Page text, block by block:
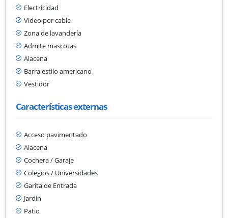
Electricidad
Video por cable
Zona de lavandería
Admite mascotas
Alacena
Barra estilo americano
Vestidor
Características externas
Acceso pavimentado
Alacena
Cochera / Garaje
Colegios / Universidades
Garita de Entrada
Jardín
Patio